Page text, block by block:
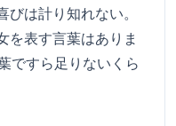
は計り知れない。
を表す言葉はありま
ですら足りないくら